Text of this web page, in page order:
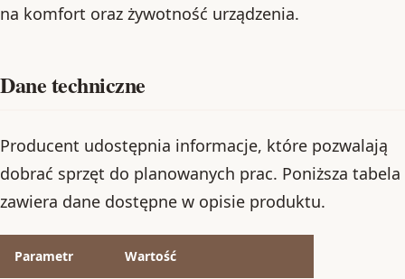
na komfort oraz żywotność urządzenia.
Dane techniczne
Producent udostępnia informacje, które pozwalają
dobrać sprzęt do planowanych prac. Poniższa tabela
zawiera dane dostępne w opisie produktu.
Parametr Wartość